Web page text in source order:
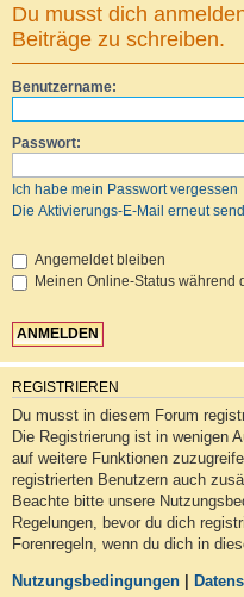
Du musst dich
Beiträge zu schreiben.
Benutzername:
Passwort:
Ich habe mein Passwort vergessen
Die Aktivierungs-E-Mail erneut
Angemeldet bleiben
Meinen Online-Status während
REGISTRIEREN
Du musst in diesem Forum
Die Registrierung ist in wenigen
auf weitere Funktionen
registrierten Benutzern auch
Beachte bitte unsere
Regelungen, bevor du dich
Forenregeln, wenn du dich in
Nutzungsbedingungen